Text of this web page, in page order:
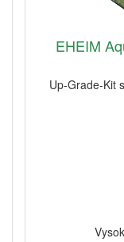
EHEIM
Up-Grade-Kit